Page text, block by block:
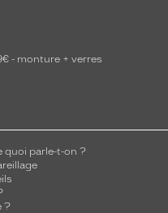
- monture + verres
quoi parle-t-on ?
?